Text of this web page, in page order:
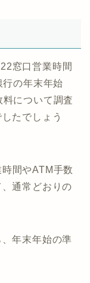
窓口営業時間
の年末年始
について調査
たでしょう
間やATM手数
通常どおりの
年末年始の準